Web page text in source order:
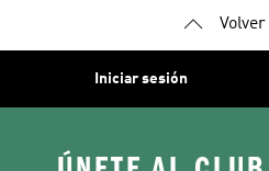
Iniciar sesión